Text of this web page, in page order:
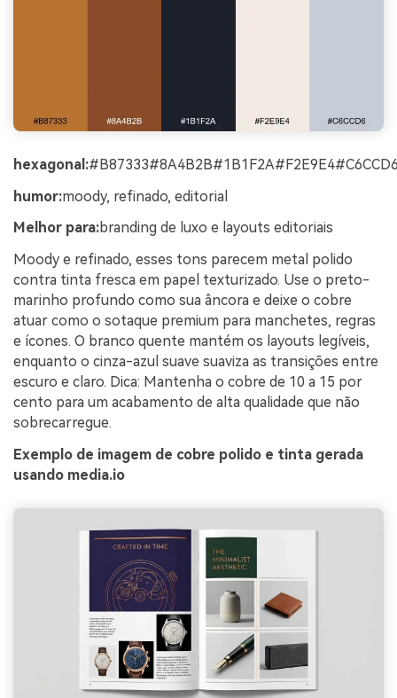
hexagonal:
humor:moody, refinado, editorial
Melhor para:branding de luxo e layouts editoriais
Moody e refinado, esses tons parecem metal polido
contra tinta fresca em papel texturizado. Use o preto-
marinho profundo como sua âncora e deixe o cobre
atuar como o sotaque premium para manchetes, regras
e ícones. O branco quente mantém os layouts legíveis,
enquanto o cinza-azul suave suaviza as transições entre
escuro e claro. Dica: Mantenha o cobre de 10 a 15 por
cento para um acabamento de alta qualidade que não
sobrecarregue.
Exemplo de imagem de cobre polido e tinta gerada
usando media.io